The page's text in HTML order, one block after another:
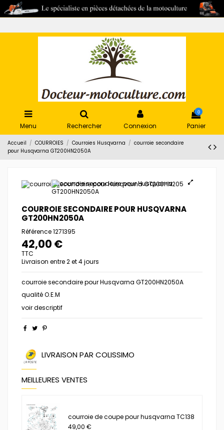
Menu Rechercher Connexion
0
Panier
Accueil COURROIES Courroies Husqvarna
courroie secondaire
pour Husqvarna GT200HN2050A
COURROIE SECONDAIRE POUR HUSQVARNA
GT200HN2050A
Référence1271395
42,00 €
TTC
Livraison entre 2 et 4 jours
courroie secondaire pour Husqvarna GT200HN2050A
qualité O.E.M
voir descriptif
LIVRAISON PAR COLISSIMO
MEILLEURES VENTES
courroie de coupe pour husqvarna TC138
49,00 €